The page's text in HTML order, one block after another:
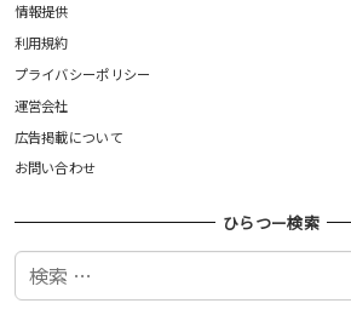
情報提供
利用規約
プライバシーポリシー
運営会社
広告掲載について
お問い合わせ
ひらつー検索
検